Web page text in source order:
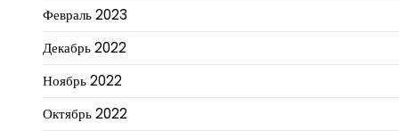
Февраль 2023
Декабрь 2022
Ноябрь 2022
Октябрь 2022